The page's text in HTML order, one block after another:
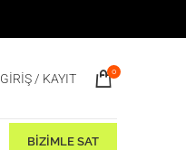
GIRIŞ / KAYIT 0
BİZİMLE SAT